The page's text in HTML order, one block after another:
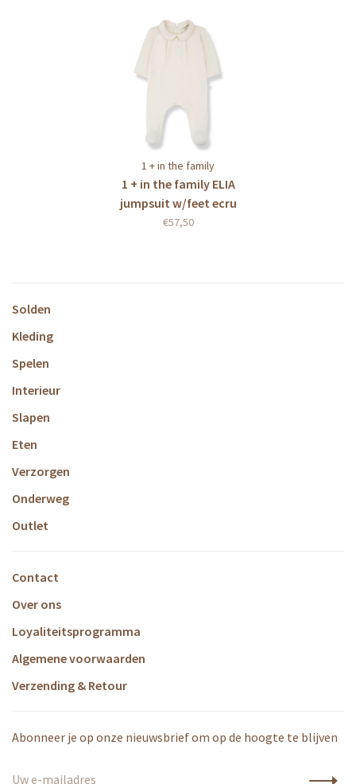
1 + in the family
1 + in the family ELIA
jumpsuit w/feet ecru
€57,50
Solden
Kleding
Spelen
Interieur
Slapen
Eten
Verzorgen
Onderweg
Outlet
Contact
Over ons
Loyaliteitsprogramma
Algemene voorwaarden
Verzending & Retour
Abonneer je op onze nieuwsbrief om op de hoogte te blijven